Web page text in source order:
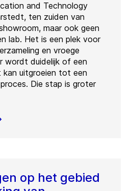
and Technology
ten zuiden van
maar ook geen
lab. Het is een plek voor
en vroege
wordt duidelijk of een
uitgroeien tot een
Die stap is groter
op het gebied